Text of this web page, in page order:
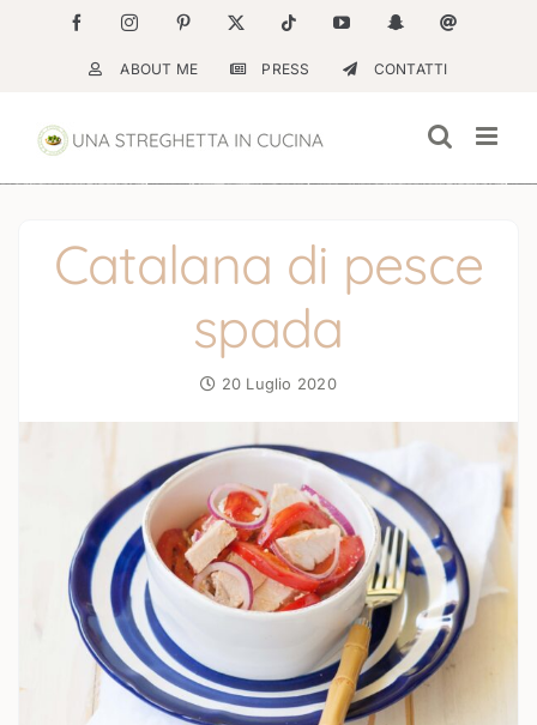
contenuto
FacebookInstagramPinterest Tiktok YouTubeSnapchatEmail
ABOUT ME PRESS CONTATTI
Catalana di pesce
spada
20 Luglio 2020